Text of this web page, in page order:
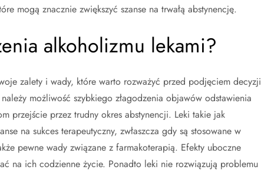
mogą znacznie zwiększyć szanse na trwałą abstynencję.
alkoholizmu lekami?
zalety i wady, które warto rozważyć przed podjęciem decyzji
możliwość szybkiego złagodzenia objawów odstawienia
przejście przez trudny okres abstynencji. Leki takie jak
na sukces terapeutyczny, zwłaszcza gdy są stosowane w
pewne wady związane z farmakoterapią. Efekty uboczne
na ich codzienne życie. Ponadto leki nie rozwiązują problemu